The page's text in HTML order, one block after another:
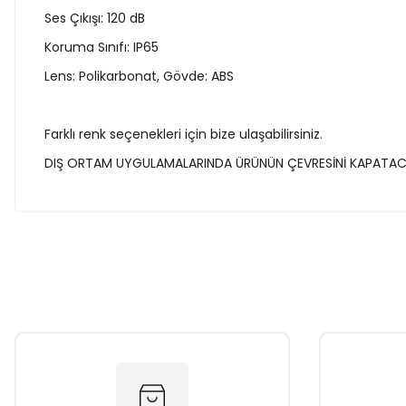
Ses Çıkışı: 120 dB
Koruma Sınıfı: IP65
Lens: Polikarbonat, Gövde: ABS
Farklı renk seçenekleri için bize ulaşabilirsiniz.
DIŞ ORTAM UYGULAMALARINDA ÜRÜNÜN ÇEVRESİNİ